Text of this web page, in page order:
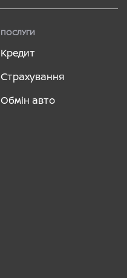
ПОСЛУГИ
Кредит
Страхування
Обмін авто